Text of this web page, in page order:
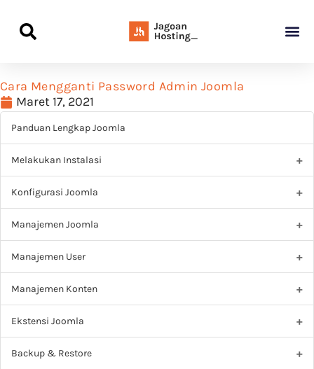
Cara Mengganti Password Admin Joomla
Maret 17, 2021
Panduan Lengkap Joomla
Melakukan Instalasi
Konfigurasi Joomla
Manajemen Joomla
Manajemen User
Manajemen Konten
Ekstensi Joomla
Backup & Restore